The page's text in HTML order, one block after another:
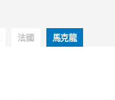
法國 馬克龍